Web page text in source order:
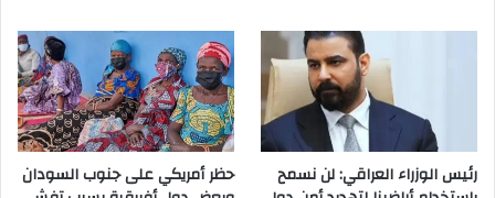
رئيس الوزراء العراقي: لن نسمح
حظر أمريكي على جنوب السودان